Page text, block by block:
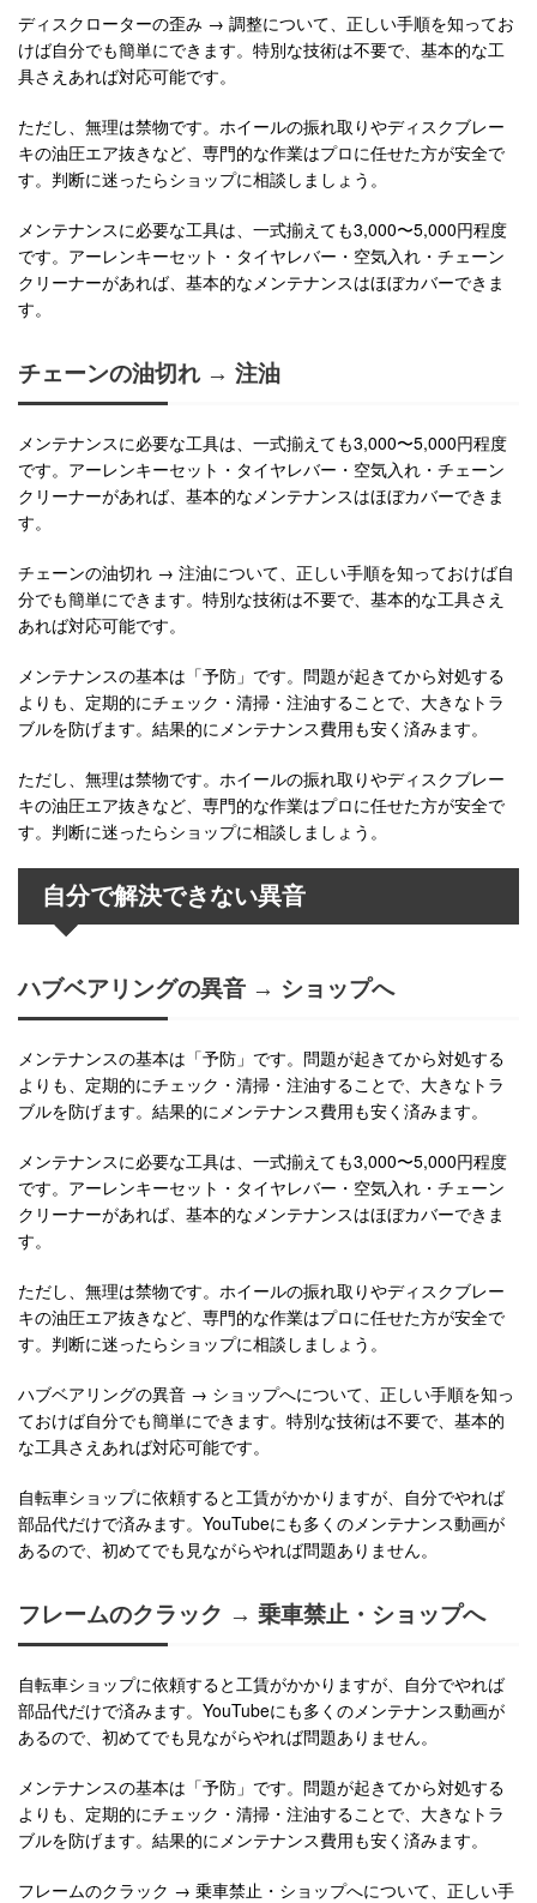
ディスクローターの歪み → 調整について、正しい手順を知ってお
けば自分でも簡単にできます。特別な技術は不要で、基本的な工
具さえあれば対応可能です。
ただし、無理は禁物です。ホイールの振れ取りやディスクブレー
キの油圧エア抜きなど、専門的な作業はプロに任せた方が安全で
す。判断に迷ったらショップに相談しましょう。
メンテナンスに必要な工具は、一式揃えても3,000〜5,000円程度
です。アーレンキーセット・タイヤレバー・空気入れ・チェーン
クリーナーがあれば、基本的なメンテナンスはほぼカバーできま
す。
チェーンの油切れ → 注油
メンテナンスに必要な工具は、一式揃えても3,000〜5,000円程度
です。アーレンキーセット・タイヤレバー・空気入れ・チェーン
クリーナーがあれば、基本的なメンテナンスはほぼカバーできま
す。
チェーンの油切れ → 注油について、正しい手順を知っておけば自
分でも簡単にできます。特別な技術は不要で、基本的な工具さえ
あれば対応可能です。
メンテナンスの基本は「予防」です。問題が起きてから対処する
よりも、定期的にチェック・清掃・注油することで、大きなトラ
ブルを防げます。結果的にメンテナンス費用も安く済みます。
ただし、無理は禁物です。ホイールの振れ取りやディスクブレー
キの油圧エア抜きなど、専門的な作業はプロに任せた方が安全で
す。判断に迷ったらショップに相談しましょう。
自分で解決できない異音
ハブベアリングの異音 → ショップへ
メンテナンスの基本は「予防」です。問題が起きてから対処する
よりも、定期的にチェック・清掃・注油することで、大きなトラ
ブルを防げます。結果的にメンテナンス費用も安く済みます。
メンテナンスに必要な工具は、一式揃えても3,000〜5,000円程度
です。アーレンキーセット・タイヤレバー・空気入れ・チェーン
クリーナーがあれば、基本的なメンテナンスはほぼカバーできま
す。
ただし、無理は禁物です。ホイールの振れ取りやディスクブレー
キの油圧エア抜きなど、専門的な作業はプロに任せた方が安全で
す。判断に迷ったらショップに相談しましょう。
ハブベアリングの異音 → ショップへについて、正しい手順を知っ
ておけば自分でも簡単にできます。特別な技術は不要で、基本的
な工具さえあれば対応可能です。
自転車ショップに依頼すると工賃がかかりますが、自分でやれば
部品代だけで済みます。YouTubeにも多くのメンテナンス動画が
あるので、初めてでも見ながらやれば問題ありません。
フレームのクラック → 乗車禁止・ショップへ
自転車ショップに依頼すると工賃がかかりますが、自分でやれば
部品代だけで済みます。YouTubeにも多くのメンテナンス動画が
あるので、初めてでも見ながらやれば問題ありません。
メンテナンスの基本は「予防」です。問題が起きてから対処する
よりも、定期的にチェック・清掃・注油することで、大きなトラ
ブルを防げます。結果的にメンテナンス費用も安く済みます。
フレームのクラック → 乗車禁止・ショップへについて、正しい手